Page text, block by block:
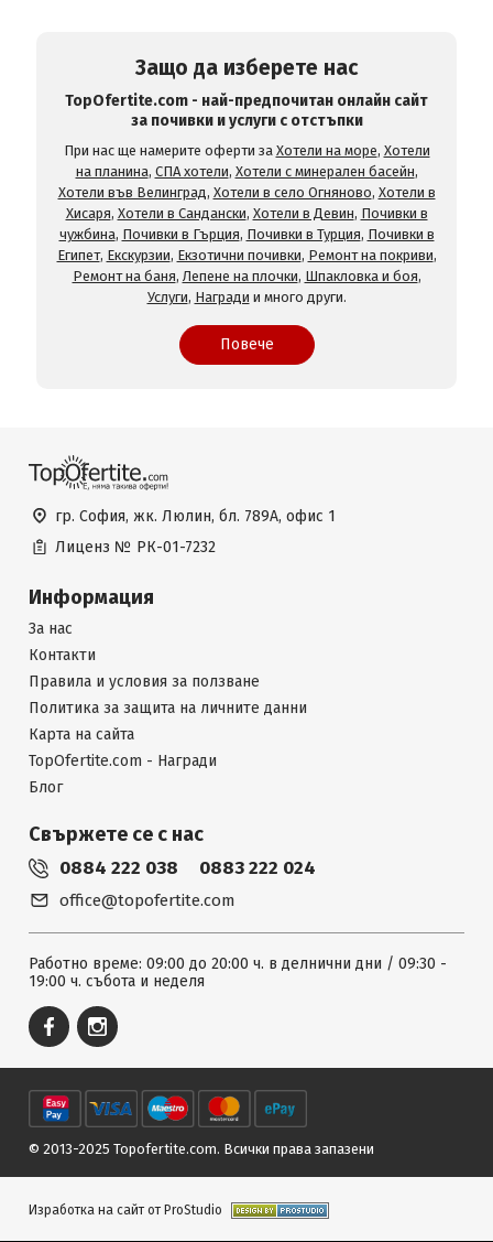
Защо да изберете нас
TopOfertite.com - най-предпочитан онлайн сайт
за почивки и услуги с отстъпки
При нас ще намерите оферти за Хотели на море, Хотели
на планина, СПА хотели, Хотели с минерален басейн,
Хотели във Велинград, Хотели в село Огняново, Хотели в
Хисаря, Хотели в Сандански, Хотели в Девин, Почивки в
чужбина, Почивки в Гърция, Почивки в Турция, Почивки в
Египет, Екскурзии, Екзотични почивки, Ремонт на покриви,
Ремонт на баня, Лепене на плочки, Шпакловка и боя,
Услуги, Награди и много други.
Повече
гр. София, жк. Люлин, бл. 789А, офис 1
Лиценз № РК-01-7232
Информация
За нас
Контакти
Правила и условия за ползване
Политика за защита на личните данни
Карта на сайта
TopOfertite.com - Награди
Блог
Свържете се с нас
0884 222 038 0883 222 024
office@topofertite.com
Работно време: 09:00 до 20:00 ч. в делнични дни / 09:30 -
19:00 ч. събота и неделя
© 2013-2025 Topofertite.com. Всички права запазени
Изработка на сайт от ProStudio